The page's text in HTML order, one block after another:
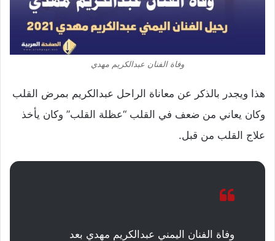
وفاة الفنان عبدالكريم مهدي
هذا ويجدر بالذكر عن معاناة الراحل عبدالكريم بمرض القلب
وكان يعاني من ضعف في القلب “عظلة القلب” وكان يأخذ
علاج القلب من قبل.
وفاة الفنان اليمني عبدالكريم مهدي بعد